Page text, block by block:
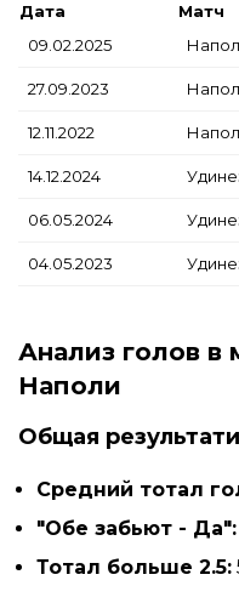
Дата Матч
09.02.2025
27.09.2023
12.11.2022
14.12.2024
06.05.2024
04.05.2023
Анализ голов в
Наполи
Общая
Средний тотал
"Обе забьют - Да":
Тотал больше 2.5: